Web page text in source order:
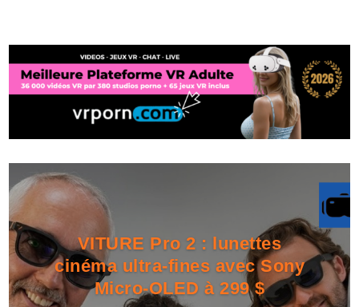
VITURE Pro 2 : lunettes
cinéma ultra-fines avec Sony
Micro-OLED à 299 $